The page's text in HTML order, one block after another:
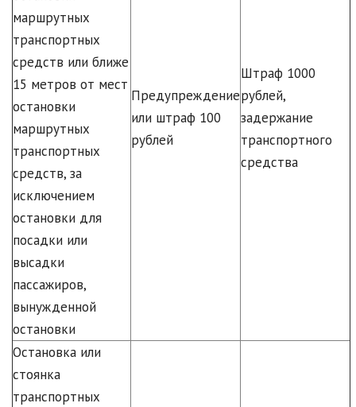
маршрутных
транспортных
средств или ближе
15 метров от мест
остановки
маршрутных
транспортных
средств, за
исключением
остановки для
посадки или
высадки
пассажиров,
вынужденной
остановки
Предупреждение
или штраф 100
рублей
Штраф 1000
рублей,
задержание
транспортного
средства
Остановка или
стоянка
транспортных